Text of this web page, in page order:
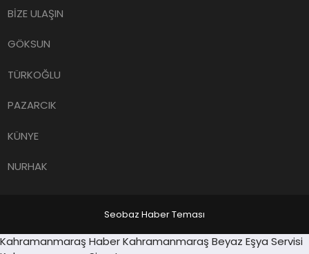
BİZE ULAŞIN
GÖKSUN
TÜRKOĞLU
PAZARCIK
KÜNYE
NURHAK
Seobaz Haber Teması
Sancaktepe
Kahramanmaraş HaberKahramanmaraş Beyaz Eşya Servisi